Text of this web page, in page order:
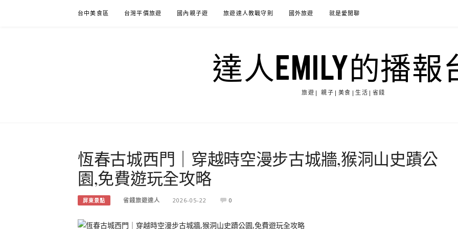
台中美食區 台灣平價旅遊 國內親子遊 旅遊達人教戰守則 國外旅遊 就是愛閒聊
達人EMILY的播報
旅遊| 親子|美食|生活|省錢
恆春古城西門｜穿越時空漫步古城牆,猴洞山史蹟公
園,免費遊玩全攻略
屏東景點 省錢旅遊達人 2026-05-22 0